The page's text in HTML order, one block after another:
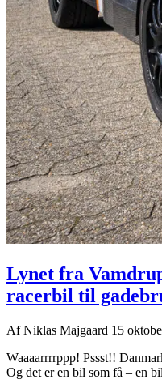
Lynet fra
racerbil til
AfNiklas Majgaard 15
Waaaarrrrppp! Pssst!!
Og det er en bil som få – en